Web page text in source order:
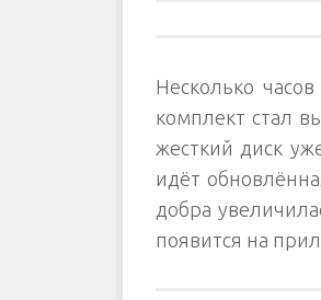
Несколько
комплект стал
жесткий диск
идёт
добра
появится на